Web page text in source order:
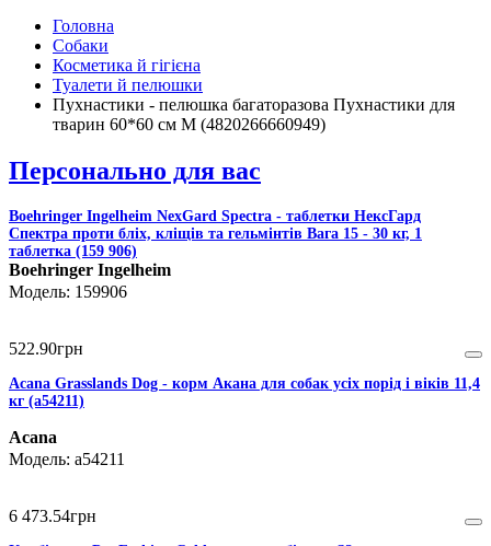
Головна
Собаки
Косметика й гігієна
Туалети й пелюшки
Пухнастики - пелюшка багаторазова Пухнастики для
тварин 60*60 см М (4820266660949)
Персонально для вас
Boehringer Ingelheim NexGard Spectra - таблетки НексГард
Спектра проти бліх, кліщів та гельмінтів Вага 15 - 30 кг, 1
таблетка (159 906)
Boehringer Ingelheim
159906
522.90грн
Acana Grasslands Dog - корм Акана для собак усіх порід і віків 11,4
кг (a54211)
Acana
a54211
6 473.54грн